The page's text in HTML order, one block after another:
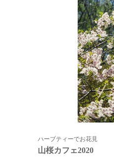
ハーブティーでお花見
山桜カフェ2020